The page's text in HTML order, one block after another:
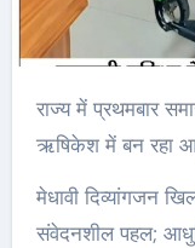
राज्य में प्रथमबार समाज के महत्वपूर्ण अंग दिव्यांगजनों के लिए
ऋषिकेश में बन रहा
मेधावी दिव्यांगजन
संवेदनशील पहल;